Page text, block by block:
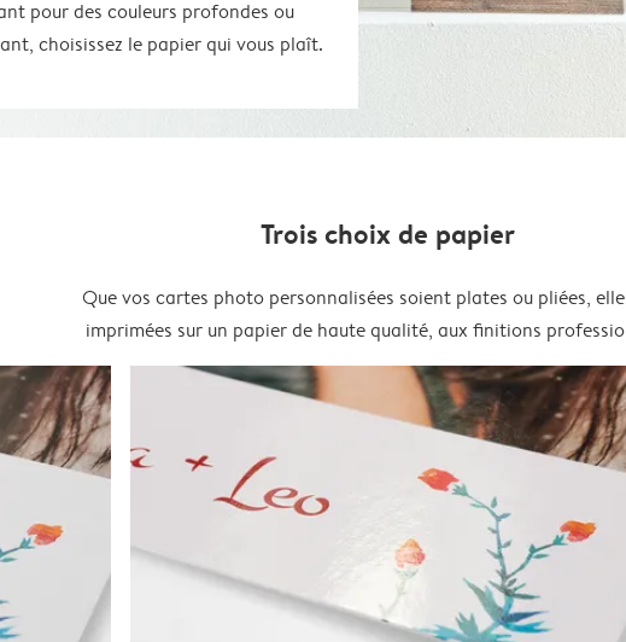
pour des couleurs profondes ou
choisissez le papier qui vous plaît.
Trois choix de papier
Que vos cartes photo personnalisées soient plates ou pliées,
imprimées sur un papier de haute qualité, aux finitions